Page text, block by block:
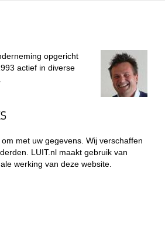
opgericht
actief in diverse
met uw gegevens. Wij verschaffen
LUIT.nl maakt gebruik van
werking van deze website.